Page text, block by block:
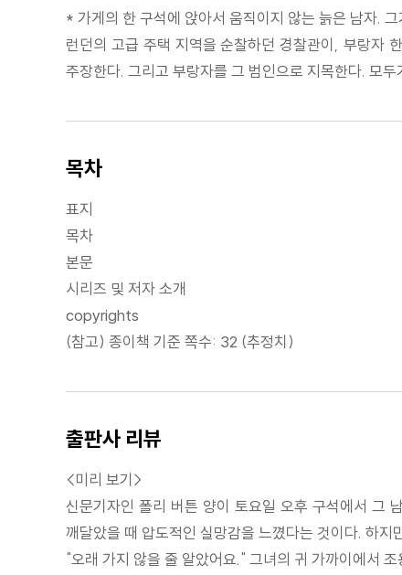
* 가게의 한 구석에 앉아서 움직이지 않는 늙은 남자.
런던의 고급 주택 지역을 순찰하던 경찰관이, 부랑자
주장한다. 그리고 부랑자를 그 범인으로 지목한다. 모
목차
표지
목차
본문
시리즈 및 저자 소개
copyrights
(참고) 종이책 기준 쪽수: 32 (추정치)
출판사 리뷰
<미리 보기>
신문기자인 폴리 버튼 양이 토요일 오후 구석에서 그
깨달았을 때 압도적인 실망감을 느꼈다는 것이다. 하
"오래 가지 않을 줄 알았어요." 그녀의 귀 가까이에서